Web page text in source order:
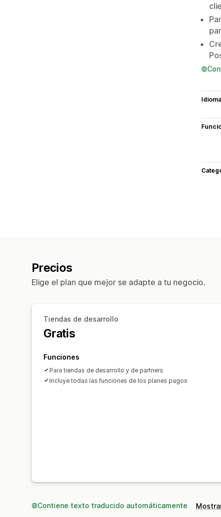
Precios
Elige el plan que mejor se adapte a tu negocio.
Tiendas de desarrollo
Gratis
Funciones
Para tiendas de desarrollo y de partners
Incluye todas las funciones de los planes pagos
Contiene texto traducido automáticamente